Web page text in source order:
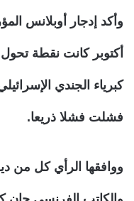
وأكد إدجار أوبلانس
أكتوبر كانت نقطة
كبرياء الجندي
فشلت فشلا ذريعا.
ووافقها الرأي كل من